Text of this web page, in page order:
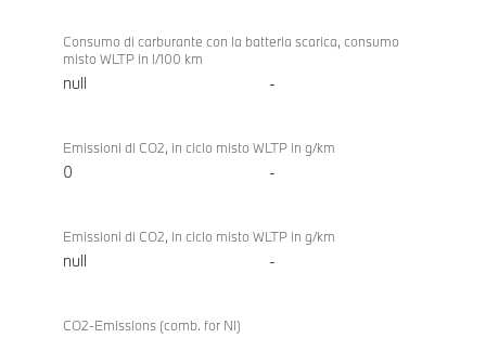
Consumo di carburante con la batteria scarica, consumo
misto WLTP in l/100 km
null -
Emissioni di CO2, in ciclo misto WLTP in g/km
0 -
Emissioni di CO2, in ciclo misto WLTP in g/km
null -
CO2-Emissions (comb. for NI)